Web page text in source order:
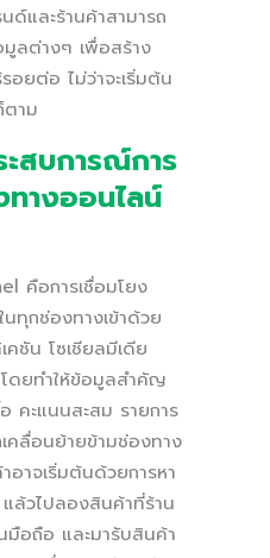
ด์และร้านค้าสามารถ
ลต่างๆ เพื่อสร้าง
อยต่อ ไม่ว่าจะเริ่มต้น
ตาม
สบการณ์การ
างออนไลน์
คือการเชื่อมโยง
ทุกช่องทางเข้าด้วย
ชัน โซเชียลมีเดีย
ดยทำให้ข้อมูลสำคัญ
คะแนนสะสม รายการ
คลื่อนย้ายข้ามช่องทาง
อาจเริ่มต้นด้วยการหา
ล้วไปลองสินค้าที่ร้าน
มือถือ และมารับสินค้า